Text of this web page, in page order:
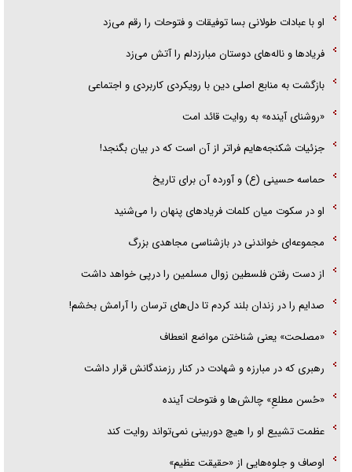
پلیس
او با عبادات طولانی بسا توفیقات و فتوحات را رقم می‌زد
فریاد‌ها و ناله‌های دوستان مبارزدلم را آتش می‌زد
بازگشت به منابع اصلی دین با رویکردی کاربردی و اجتماعی
«روشنای آینده» به روایت قائد امت
جزئیات شکنجه‌هایم فراتر از آن است که در بیان بگنجد!
حماسه حسینی (ع) و آورده آن برای تاریخ
او در سکوت میان کلمات فریاد‌های پنهان را می‌شنید
مجموعه‌ای خواندنی در بازشناسی مجاهدی بزرگ
از دست رفتن فلسطین زوال مسلمین را درپی خواهد داشت
صدایم را در زندان بلند کردم تا دل‌های ترسان را آرامش بخشم!
«مصلحت» یعنی شناختن مواضع انعطاف
رهبری که در مبارزه و شهادت در کنار رزمندگانش قرار داشت
«حُسن مطلعِ» چالش‌ها و فتوحات آینده
عظمت تشییع او را هیچ دوربینی نمی‌تواند روایت کند
اوصاف و جلوه‌هایی از «حقیقت عظیم»